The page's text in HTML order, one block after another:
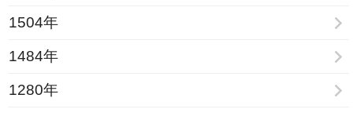
1504年
1484年
1280年